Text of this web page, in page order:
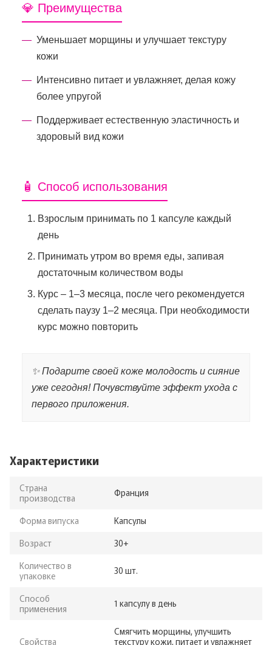
💎 Преимущества
Уменьшает морщины и улучшает текстуру
кожи
Интенсивно питает и увлажняет, делая кожу
более упругой
Поддерживает естественную эластичность и
здоровый вид кожи
🧴 Способ использования
Взрослым принимать по 1 капсуле каждый
день
Принимать утром во время еды, запивая
достаточным количеством воды
Курс – 1–3 месяца, после чего рекомендуется
сделать паузу 1–2 месяца. При необходимости
курс можно повторить
✨ Подарите своей коже молодость и сияние
уже сегодня! Почувствуйте эффект ухода с
первого приложения.
Характеристики
Страна
производства
Франция
Форма випуска
Капсулы
Возраст
30+
Количество в
упаковке
30 шт.
Способ
применения
1 капсулу в день
Свойства
Смягчить морщины, улучшить
текстуру кожи, питает и увлажняет